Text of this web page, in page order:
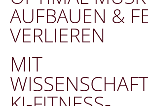
AUFBAUEN &
VERLIEREN
MIT